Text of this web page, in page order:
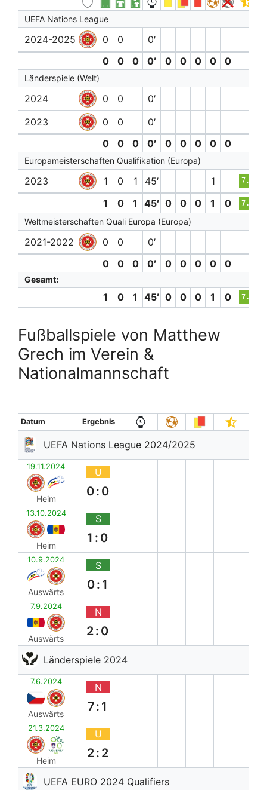
UEFA Nations League
2024-2025 0 0
0′
0
0 0 0′ 0 0 0 0 0
Länderspiele (Welt)
2024 0 0
0′
2023
0 0
0′
0
0 0 0′ 0 0 0 0 0
Europameisterschaften Qualifikation (Europa)
2023 1 0 1 45′ 1 7.3
1 0 1 45′ 0 0 0 1 0 7.3
Weltmeisterschaften Quali Europa (Europa)
2021-2022 0 0
0′
0
0 0 0′ 0 0 0 0 0
Gesamt:
1 0 1 45′ 0 0 0 1 0 7.3
Fußballspiele von Matthew
Grech im Verein &
Nationalmannschaft
Datum Ergebnis
UEFA Nations League 2024/2025
19.11.2024
Heim
U
0:0
13.10.2024
Heim
S
1:0
10.9.2024
Auswärts
S
0:1
7.9.2024
Auswärts
N
2:0
Länderspiele 2024
7.6.2024
Auswärts
N
7:1
21.3.2024
Heim
U
2:2
UEFA EURO 2024 Qualifiers